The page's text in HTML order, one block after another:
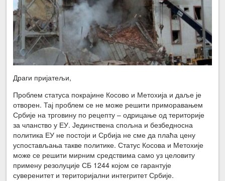
Драги пријатељи,
Проблем статуса покрајине Косово и Метохија и даље је
отворен. Тај проблем се не може решити приморавањем
Србије на трговину по рецепту – одрицање од територије
за чланство у ЕУ. Јединствена спољна и безбедносна
политика ЕУ не постоји и Србија не сме да плаћа цену
успостављања такве политике. Статус Косова и Метохије
може се решити мирним средствима само уз целовиту
примену резолуције СБ 1244 којом се гарантује
суверенитет и територијални интегритет Србије.